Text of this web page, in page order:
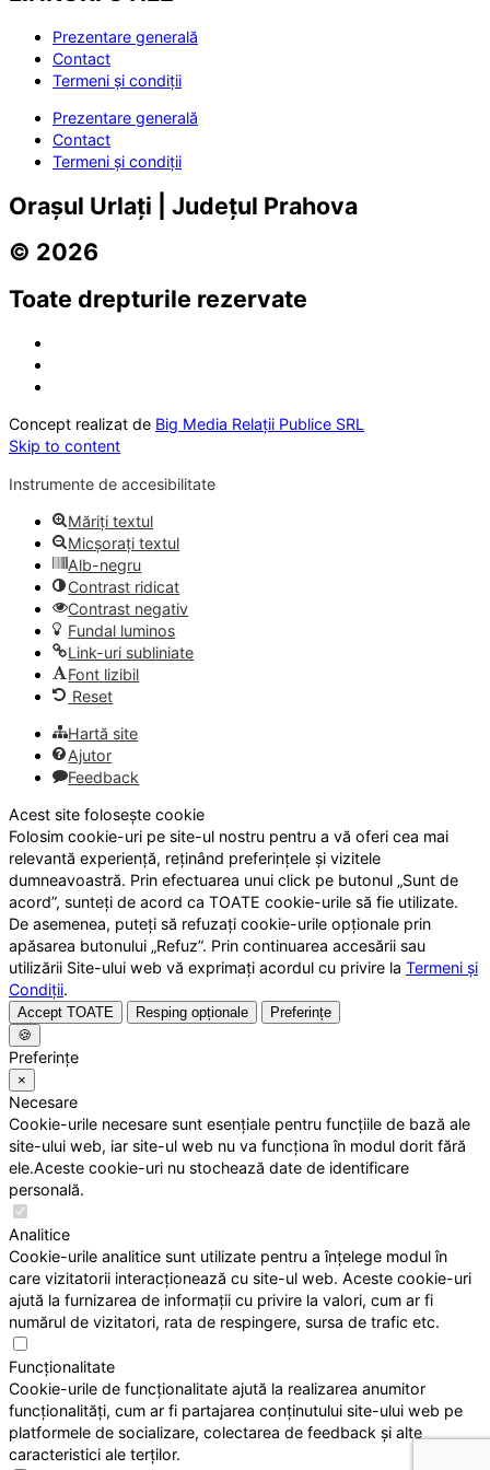
Prezentare generală
Contact
Termeni și condiții
Prezentare generală
Contact
Termeni și condiții
Orașul Urlați | Județul Prahova
© 2026
Toate drepturile rezervate
Concept realizat de Big Media Relații Publice SRL
Skip to content
Instrumente de accesibilitate
Măriți textul
Micșorați textul
Alb-negru
Contrast ridicat
Contrast negativ
Fundal luminos
Link-uri subliniate
Font lizibil
Reset
Hartă site
Ajutor
Feedback
Acest site folosește cookie
Folosim cookie-uri pe site-ul nostru pentru a vă oferi cea mai
relevantă experiență, reținând preferințele și vizitele
dumneavoastră. Prin efectuarea unui click pe butonul „Sunt de
acord”, sunteți de acord ca TOATE cookie-urile să fie utilizate.
De asemenea, puteți să refuzați cookie-urile opționale prin
apăsarea butonului „Refuz”. Prin continuarea accesării sau
utilizării Site-ului web vă exprimați acordul cu privire la Termeni și
Condiții.
Accept TOATE Resping opționale
Preferințe
🍪
Preferințe
×
Necesare
Cookie-urile necesare sunt esențiale pentru funcțiile de bază ale
site-ului web, iar site-ul web nu va funcționa în modul dorit fără
ele.Aceste cookie-uri nu stochează date de identificare
personală.
Analitice
Cookie-urile analitice sunt utilizate pentru a înțelege modul în
care vizitatorii interacționează cu site-ul web. Aceste cookie-uri
ajută la furnizarea de informații cu privire la valori, cum ar fi
numărul de vizitatori, rata de respingere, sursa de trafic etc.
Funcționalitate
Cookie-urile de funcționalitate ajută la realizarea anumitor
funcționalități, cum ar fi partajarea conținutului site-ului web pe
platformele de socializare, colectarea de feedback și alte
caracteristici ale terților.